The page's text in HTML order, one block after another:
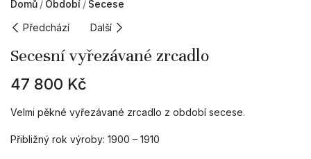
Domů Období
Secese
Předchází
Další
Secesní vyřezávané zrcadlo
47 800 Kč
Velmi pěkné vyřezávané zrcadlo z období secese.
Přibližný rok výroby: 1900 – 1910